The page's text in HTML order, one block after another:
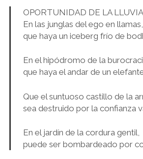
OPORTUNIDAD DE LA LLUVIA
En las junglas del ego en llamas,
que haya un iceberg frío de
En el hipódromo de la
que haya el andar de un
Que el suntuoso castillo de la
sea ​​destruido por la confianza
En el jardín de la cordura gentil,
puede ser bombardeado por